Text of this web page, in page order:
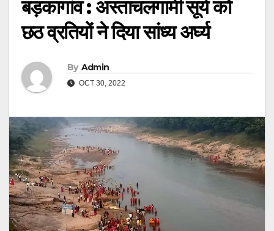
बड़कागांव : अस्ताचलगामी सूर्य को
छठ व्रतियों ने दिया सांध्य अर्घ्य
By Admin
OCT 30, 2022